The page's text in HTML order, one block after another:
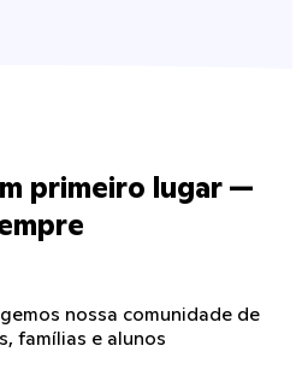
primeiro lugar —
nossa comunidade de
famílias e alunos